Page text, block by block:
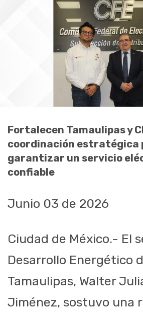
Fortalecen Tamaulipas y
coordinación estratégica
garantizar un servicio
confiable
Junio 03 de 2026
Ciudad de México.- El
Desarrollo Energético
Tamaulipas, Walter
Jiménez, sostuvo una